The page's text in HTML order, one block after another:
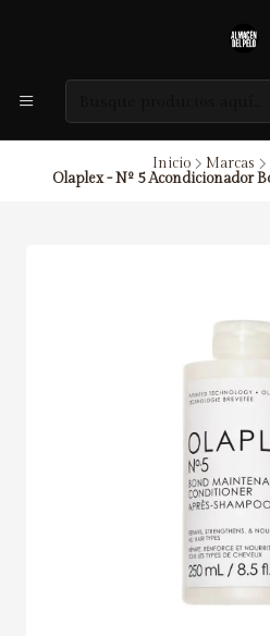
Inicio Marcas
Olaplex - Nº 5 Acondicionador